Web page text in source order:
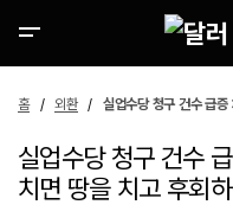
홈 외환 실업수당 청구 건수 급
실업수당 청구 건수
치면 땅을 치고 후회